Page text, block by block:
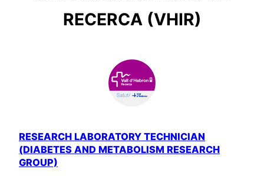
RECERCA (VHIR)
RESEARCH LABORATORY TECHNICIAN
(DIABETES AND METABOLISM RESEARCH
GROUP)